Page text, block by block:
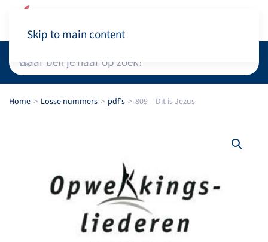
Skip to main content
Home Losse nummers pdf’s 809 – Dit is Jezus